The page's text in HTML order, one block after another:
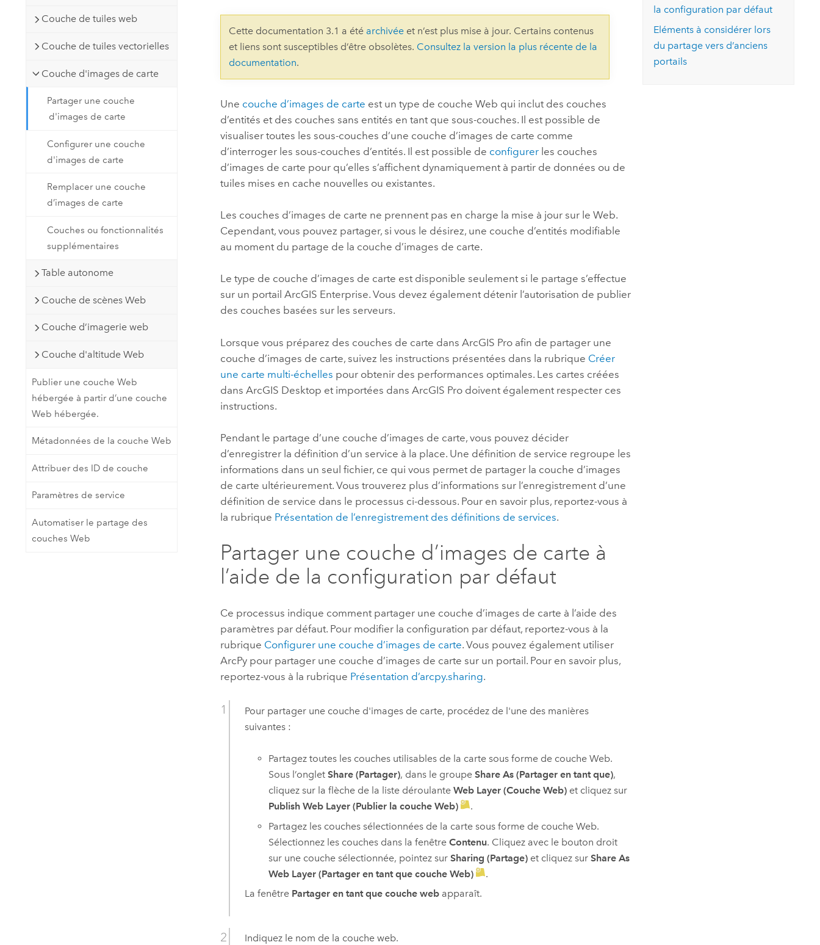
Technologie Developer
cartographie et d’analyse spatiale
Tous les produits
Découvrir ArcGIS Pro
Explorer ce cours
professionnels et
technologiques
perspectives et
tendances de
l’univers
Tous les récits
Lire le récit
Couche de tuiles web
Couche de tuiles vectorielles
Couche d'images de carte
Partager une couche
d'images de carte
Configurer une couche
d'images de carte
Remplacer une couche
d’images de carte
Couches ou fonctionnalités
supplémentaires
Table autonome
Couche de scènes Web
Couche d’imagerie web
Couche d'altitude Web
Publier une couche Web
hébergée à partir d’une couche
Web hébergée.
Métadonnées de la couche Web
Attribuer des ID de couche
Paramètres de service
Automatiser le partage des
couches Web
Cette documentation 3.1 a été archivée et n’est plus mise à jour. Certains contenus
et liens sont susceptibles d’être obsolètes. Consultez la version la plus récente de la
documentation.
Une couche d’images de carte est un type de couche Web qui inclut des couches
d’entités et des couches sans entités en tant que sous-couches. Il est possible de
visualiser toutes les sous-couches d’une couche d’images de carte comme
d’interroger les sous-couches d’entités. Il est possible de configurer les couches
d’images de carte pour qu’elles s’affichent dynamiquement à partir de données ou de
tuiles mises en cache nouvelles ou existantes.
Les couches d’images de carte ne prennent pas en charge la mise à jour sur le Web.
Cependant, vous pouvez partager, si vous le désirez, une couche d’entités modifiable
au moment du partage de la couche d’images de carte.
Le type de couche d’images de carte est disponible seulement si le partage s’effectue
sur un portailArcGIS Enterprise. Vous devez également détenir l’autorisation de publier
des couches basées sur les serveurs.
Lorsque vous préparez des couches de carte dansArcGIS Pro afin de partager une
couche d’images de carte, suivez les instructions présentées dans la rubrique Créer
une carte multi-échelles pour obtenir des performances optimales. Les cartes créées
dansArcGIS Desktop et importées dansArcGIS Pro doivent également respecter ces
instructions.
Pendant le partage d’une couche d’images de carte, vous pouvez décider
d’enregistrer la définition d’un service à la place. Une définition de service regroupe les
informations dans un seul fichier, ce qui vous permet de partager la couche d’images
de carte ultérieurement. Vous trouverez plus d’informations sur l’enregistrement d’une
définition de service dans le processus ci-dessous. Pour en savoir plus, reportez-vous à
la rubrique Présentation de l’enregistrement des définitions de services.
Partager une couche d’images de carte à
l’aide de la configuration par défaut
Ce processus indique comment partager une couche d’images de carte à l’aide des
paramètres par défaut. Pour modifier la configuration par défaut, reportez-vous à la
rubrique Configurer une couche d’images de carte. Vous pouvez également utiliser
ArcPy pour partager une couche d’images de carte sur un portail. Pour en savoir plus,
reportez-vous à la rubrique Présentation d’arcpy.sharing.
Pour partager une couche d'images de carte, procédez de l'une des manières
suivantes :
Partagez toutes les couches utilisables de la carte sous forme de couche Web.
Sous l’onglet Share (Partager), dans le groupe Share As (Partager en tant que),
cliquez sur la flèche de la liste déroulante Web Layer (Couche Web)et cliquez sur
Publish Web Layer (Publier la couche Web)
.
Partagez les couches sélectionnées de la carte sous forme de couche Web.
Sélectionnez les couches dans la fenêtre Contenu. Cliquez avec le bouton droit
sur une couche sélectionnée, pointez sur Sharing (Partage)et cliquez sur Share As
Web Layer (Partager en tant que couche Web)
.
La fenêtre Partager en tant que couche web apparaît.
Indiquez le nom de la couche web.
la configuration par défaut
Eléments à considérer lors
du partage vers d’anciens
portails